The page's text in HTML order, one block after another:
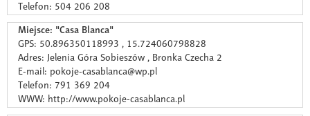
Telefon: 504 206 208
Miejsce: "Casa Blanca"
GPS: 50.896350118993 , 15.724060798828
Adres: Jelenia Góra Sobieszów , Bronka Czecha 2
E-mail: pokoje-casablanca@wp.pl
Telefon: 791 369 204
WWW: http://www.pokoje-casablanca.pl